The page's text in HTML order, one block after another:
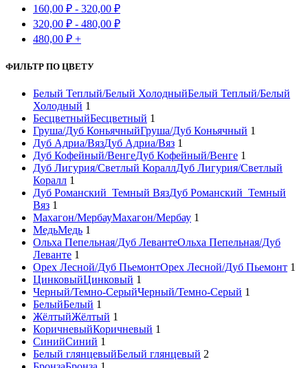
160,00 ₽ - 320,00 ₽
320,00 ₽ - 480,00 ₽
480,00 ₽ +
ФИЛЬТР ПО ЦВЕТУ
Белый Теплый/Белый ХолодныйБелый Теплый/Белый
Холодный 1
БесцветныйБесцветный 1
Груша/Дуб КоньячныйГруша/Дуб Коньячный 1
Дуб Адриа/ВязДуб Адриа/Вяз 1
Дуб Кофейный/ВенгеДуб Кофейный/Венге 1
Дуб Лигурия/Светлый КораллДуб Лигурия/Светлый
Коралл 1
Дуб Романский_Темный ВязДуб Романский_Темный
Вяз 1
Махагон/МербауМахагон/Мербау 1
МедьМедь 1
Ольха Пепельная/Дуб ЛевантеОльха Пепельная/Дуб
Леванте 1
Орех Лесной/Дуб ПьемонтОрех Лесной/Дуб Пьемонт 1
ЦинковыйЦинковый 1
Черный/Темно-СерыйЧерный/Темно-Серый 1
БелыйБелый 1
ЖёлтыйЖёлтый 1
КоричневыйКоричневый 1
СинийСиний 1
Белый глянцевыйБелый глянцевый 2